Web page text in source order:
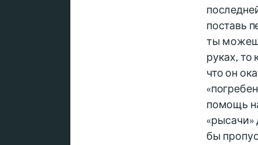
поставь
ты
руках, то
что он
помощь
«рысачи»
бы